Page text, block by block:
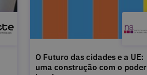
O Futuro das cidades e a UE:
uma construção com o poder